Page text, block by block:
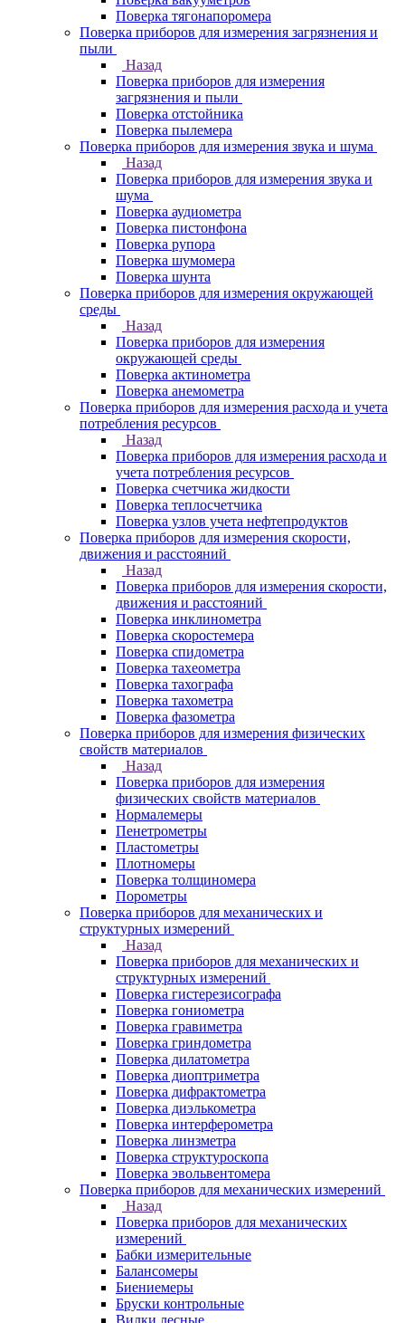
Поверка тягонапоромера
Поверка приборов для измерения загрязнения и
пыли
Назад
Поверка приборов для измерения
загрязнения и пыли
Поверка отстойника
Поверка пылемера
Поверка приборов для измерения звука и шума
Назад
Поверка приборов для измерения звука и
шума
Поверка аудиометра
Поверка пистонфона
Поверка рупора
Поверка шумомера
Поверка шунта
Поверка приборов для измерения окружающей
среды
Назад
Поверка приборов для измерения
окружающей среды
Поверка актинометра
Поверка анемометра
Поверка приборов для измерения расхода и учета
потребления ресурсов
Назад
Поверка приборов для измерения расхода и
учета потребления ресурсов
Поверка счетчика жидкости
Поверка теплосчетчика
Поверка узлов учета нефтепродуктов
Поверка приборов для измерения скорости,
движения и расстояний
Назад
Поверка приборов для измерения скорости,
движения и расстояний
Поверка инклинометра
Поверка скоростемера
Поверка спидометра
Поверка тахеометра
Поверка тахографа
Поверка тахометра
Поверка фазометра
Поверка приборов для измерения физических
свойств материалов
Назад
Поверка приборов для измерения
физических свойств материалов
Нормалемеры
Пенетрометры
Пластометры
Плотномеры
Поверка толщиномера
Порометры
Поверка приборов для механических и
структурных измерений
Назад
Поверка приборов для механических и
структурных измерений
Поверка гистерезисографа
Поверка гониометра
Поверка гравиметра
Поверка гриндометра
Поверка дилатометра
Поверка диоптриметра
Поверка дифрактометра
Поверка диэлькометра
Поверка интерферометра
Поверка линзметра
Поверка структуроскопа
Поверка эвольвентомера
Поверка приборов для механических измерений
Назад
Поверка приборов для механических
измерений
Бабки измерительные
Балансомеры
Биениемеры
Бруски контрольные
Вилки лесные